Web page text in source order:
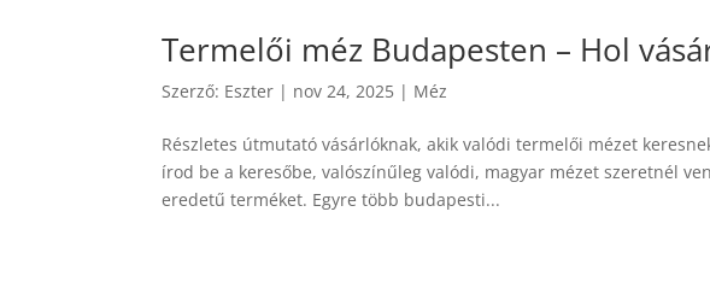
Termelői méz Budapesten – Hol
Szerző: Eszter | nov 24, 2025 | Méz
Részletes útmutató vásárlóknak, akik valódi termelői mézet
írod be a keresőbe, valószínűleg valódi, magyar mézet szeretnél
eredetű terméket. Egyre több budapesti...